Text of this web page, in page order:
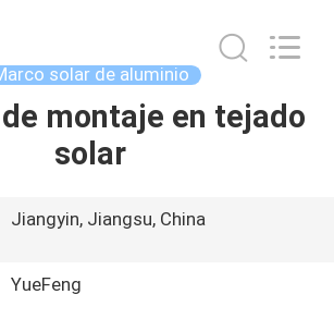
solar de aluminio
montaje en tejado
solar
Jiangyin, Jiangsu, China
YueFeng